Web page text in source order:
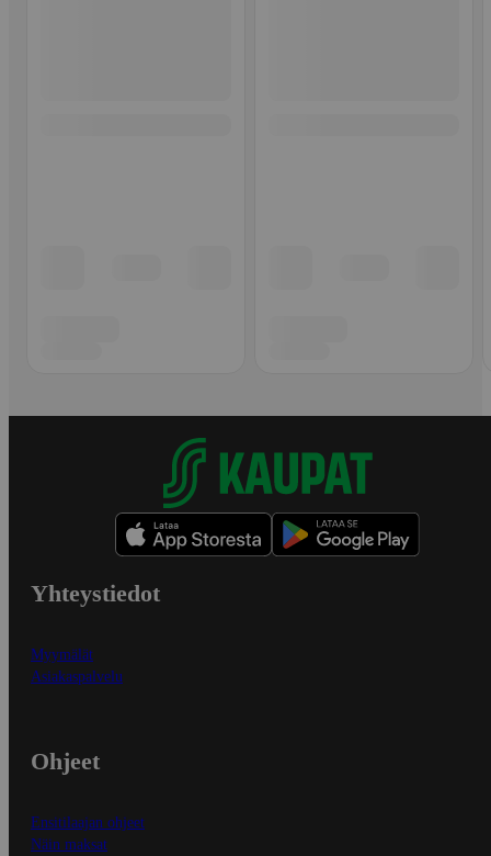
Yhteystiedot
Myymälät
Asiakaspalvelu
Ohjeet
Ensitilaajan ohjeet
Näin maksat